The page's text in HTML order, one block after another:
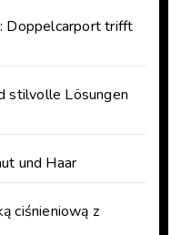
Doppelcarport trifft
stilvolle Lösungen
und Haar
ciśnieniową z